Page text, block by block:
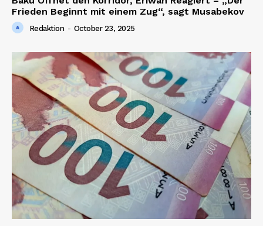
Frieden Beginnt mit einem Zug“, sagt Musabekov
Redaktion - October 23, 2025